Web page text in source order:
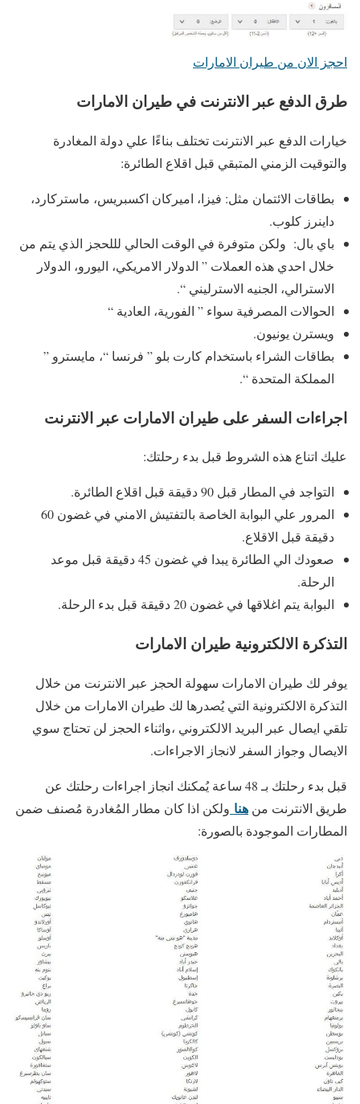
احجز الان من طيران الامارات
طرق الدفع عبر الانترنت في طيران الامارات
خيارات الدفع عبر الانترنت تختلف بناءًا علي دولة المغادرة
والتوقيت الزمني المتبقي قبل اقلاع الطائرة:
بطاقات الائتمان مثل: فيزا، اميركان اكسبريس، ماستركارد،
داينرز كلوب.
باي بال: ولكن متوفرة في الوقت الحالي لللحجز الذي يتم من
خلال احدي هذه العملات ” الدولار الامريكي، اليورو، الدولار
الاسترالي، الجنيه الاسترليني “.
الحوالات المصرفية سواء ” الفورية، العادية “
ويسترن يونيون.
بطاقات الشراء باستخدام كارت بلو ” فرنسا “، مايسترو ”
المملكة المتحدة “.
اجراءات السفر على طيران الامارات عبر الانترنت
عليك اتناع هذه الشروط قبل بدء رحلتك:
التواجد في المطار قبل 90 دقيقة قبل اقلاع الطائرة.
المرور علي البوابة الخاصة بالتفتيش الامني في غضون 60
دقيقة قبل الاقلاع.
صعودك الي الطائرة يبدا في غضون 45 دقيقة قبل موعد
الرحلة.
البوابة يتم اغلاقها في غضون 20 دقيقة قبل بدء الرحلة.
التذكرة الالكترونية طيران الامارات
يوفر لك طيران الامارات سهولة الحجز عبر الانترنت من خلال
التذكرة الالكترونية التي يُصدرها لك طيران الامارات من خلال
تلقي ايصال عبر البريد الالكتروني ،واثناء الحجز لن تحتاج سوي
الايصال وجواز السفر لانجاز الاجراءات.
قبل بدء رحلتك بـ 48 ساعة يُمكنك انجاز اجراءات رحلتك عن
طريق الانترنت من هنا ولكن اذا كان مطار المُغادرة مُصنف ضمن
المطارات الموجودة بالصورة: